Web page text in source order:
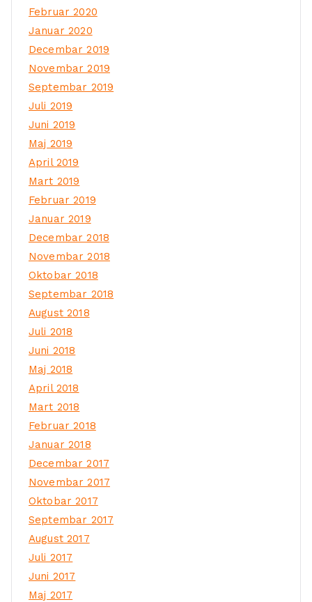
Februar 2020
Januar 2020
Decembar 2019
Novembar 2019
Septembar 2019
Juli 2019
Juni 2019
Maj 2019
April 2019
Mart 2019
Februar 2019
Januar 2019
Decembar 2018
Novembar 2018
Oktobar 2018
Septembar 2018
August 2018
Juli 2018
Juni 2018
Maj 2018
April 2018
Mart 2018
Februar 2018
Januar 2018
Decembar 2017
Novembar 2017
Oktobar 2017
Septembar 2017
August 2017
Juli 2017
Juni 2017
Maj 2017